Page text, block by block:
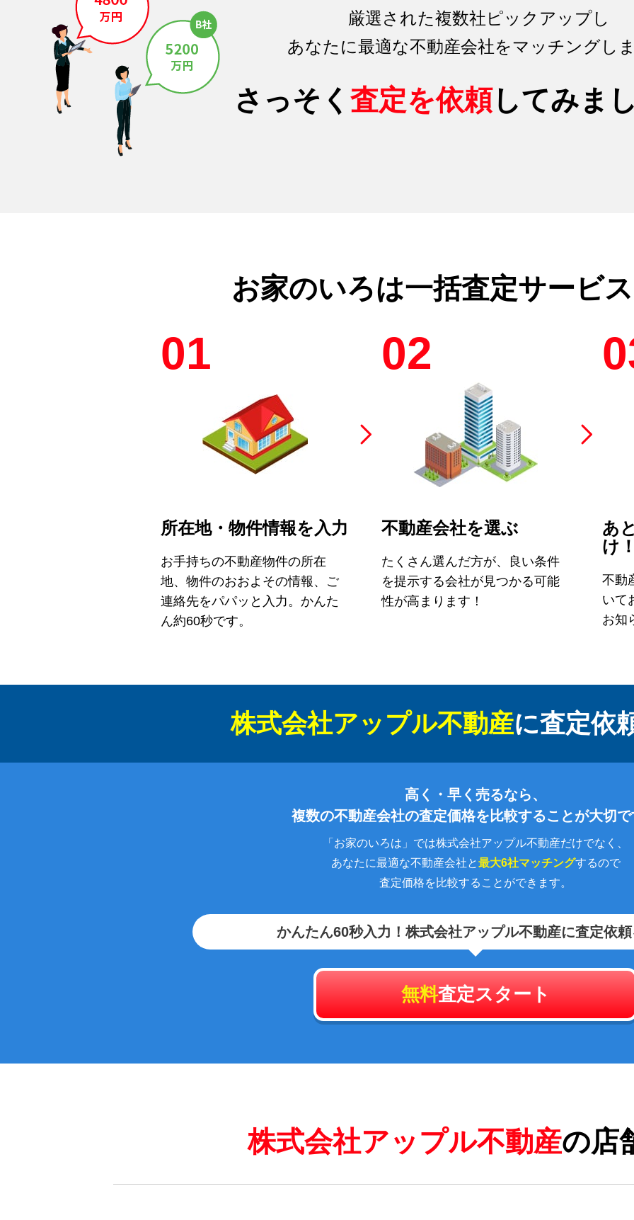
厳選された複数社ピックアップし
あなたに最適な不動産会社をマッチングし
さっそく 査定を依頼してみま
お家のいろは一括査定サービ
01
所在地・物件情報を入力
お手持ちの不動産物件の所在
地、物件のおおよその情報、ご
連絡先をパパッと入力。かんた
ん約60秒です。
02
不動産会社を選ぶ
たくさん選んだ方が、良い条件
を提示する会社が見つかる可能
性が高まります！
あ
け
不動
いて
お知
株式会社アップル不動産に査定依
高く・早く売るなら、
複数の不動産会社の査定価格を比較することが大切
「お家のいろは」では株式会社アップル不動産だけでなく、
あなたに最適な不動産会社と最大6社マッチングするので
査定価格を比較することができます。
かんたん60秒入力！ 株式会社アップル不動産に査定依
無料査定スタート
株式会社アップル不動産の店